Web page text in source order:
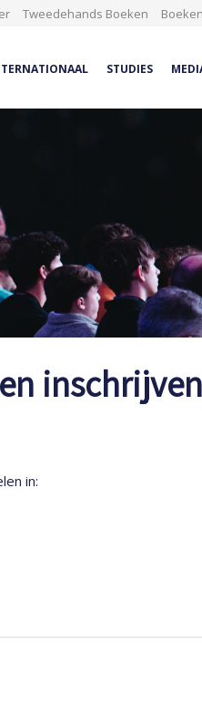
Tweedehands Boeken
STUDIES
inschrijven
in: